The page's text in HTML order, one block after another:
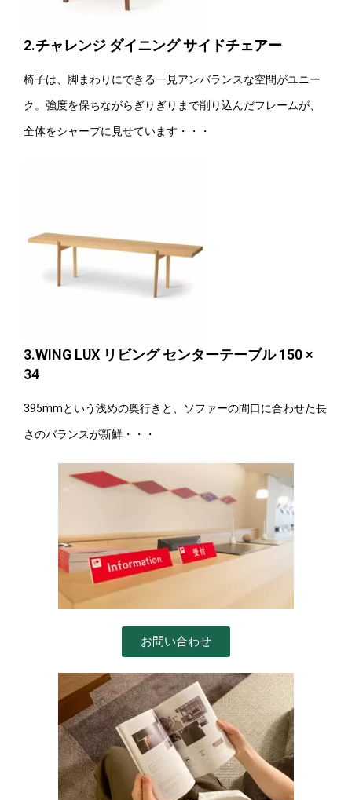
2.チャレンジ ダイニング サイドチェアー
椅子は、脚まわりにできる一見アンバランスな空間がユニー
ク。強度を保ちながらぎりぎりまで削り込んだフレームが、
全体をシャープに見せています・・・
3.WING LUX リビング センターテーブル 150 ×
34
395mmという浅めの奥行きと、ソファーの間口に合わせた長
さのバランスが新鮮・・・
お問い合わせ